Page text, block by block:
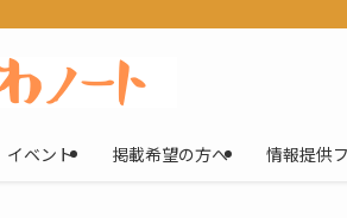
イベント 掲載希望の方へ 情報提供